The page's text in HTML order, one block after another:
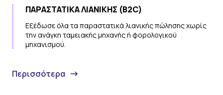
ΠΑΡΑΣΤΑΤΙΚΑ ΛΙΑΝΙΚΗΣ (B2C)
Εξέδωσε όλα τα παραστατικά λιανικής πώλησης χωρίς
την ανάγκη ταμειακής μηχανής ή φορολογικού
μηχανισμού.
Περισσότερα